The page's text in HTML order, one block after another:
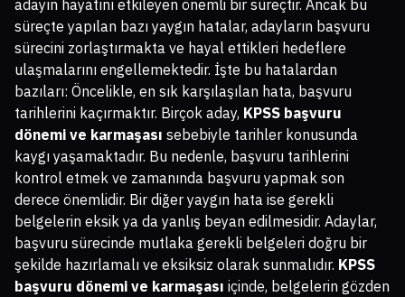
adayın hayatını etkileyen önemli bir süreçtir. Ancak bu
süreçte yapılan bazı yaygın hatalar, adayların başvuru
sürecini zorlaştırmakta ve hayal ettikleri hedeflere
ulaşmalarını engellemektedir. İşte bu hatalardan
bazıları: Öncelikle, en sık karşılaşılan hata, başvuru
tarihlerini kaçırmaktır. Birçok aday, KPSS başvuru
dönemi ve karmaşası sebebiyle tarihler konusunda
kaygı yaşamaktadır. Bu nedenle, başvuru tarihlerini
kontrol etmek ve zamanında başvuru yapmak son
derece önemlidir. Bir diğer yaygın hata ise gerekli
belgelerin eksik ya da yanlış beyan edilmesidir. Adaylar,
başvuru sürecinde mutlaka gerekli belgeleri doğru bir
şekilde hazırlamalı ve eksiksiz olarak sunmalıdır. KPSS
başvuru dönemi ve karmaşası içinde, belgelerin gözden